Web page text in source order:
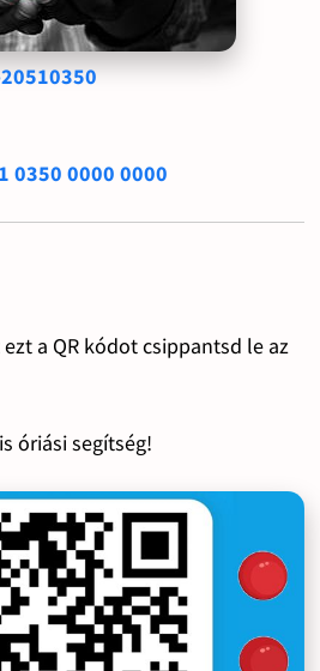
0350 0000 0000
a QR kódot csippantsd le az
óriási segítség!